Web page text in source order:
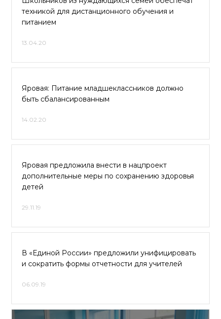
техникой для дистанционного обучения и
питанием
13.04.20
Яровая: Питание младшеклассников должно
быть сбалансированным
14.02.20
Яровая предложила внести в нацпроект
дополнительные меры по сохранению здоровья
детей
29.11.19
В «Единой России» предложили унифицировать
и сократить формы отчетности для учителей
06.09.19